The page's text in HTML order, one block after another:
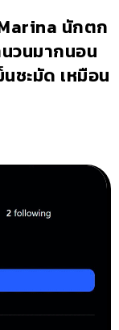
นักตก
นวนมากนอน
ชะมัด เหมือน